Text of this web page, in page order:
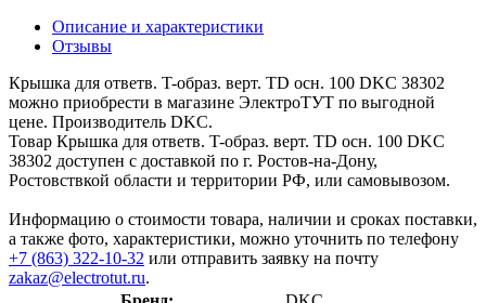
Описание и характеристики
Отзывы
Крышка для ответв. T-образ. верт. TD осн. 100 DKC 38302
можно приобрести в магазине ЭлектроТУТ по выгодной
цене. Производитель DKC.
Товар Крышка для ответв. T-образ. верт. TD осн. 100 DKC
38302 доступен с доставкой по г. Ростов-на-Дону,
Ростовствкой области и территории РФ, или самовывозом.
Информацию о стоимости товара, наличии и сроках поставки,
а также фото, характеристики, можно уточнить по телефону
+7 (863) 322-10-32 или отправить заявку на почту
zakaz@electrotut.ru.